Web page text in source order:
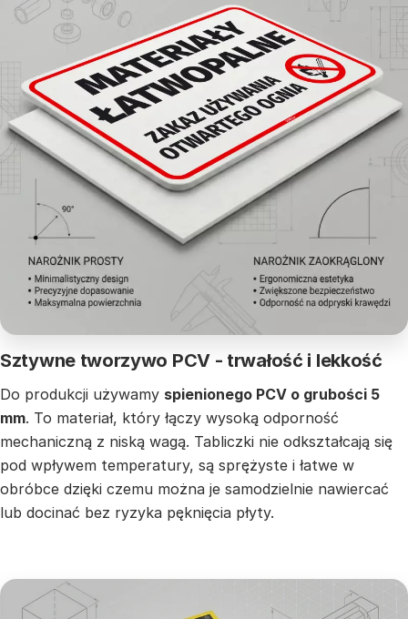
Sztywne tworzywo PCV - trwałość i lekkość
Do produkcji używamy spienionego PCV o grubości 5
mm. To materiał, który łączy wysoką odporność
mechaniczną z niską wagą. Tabliczki nie odkształcają się
pod wpływem temperatury, są sprężyste i łatwe w
obróbce dzięki czemu można je samodzielnie nawiercać
lub docinać bez ryzyka pęknięcia płyty.